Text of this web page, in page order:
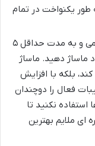
یکنواخت در تمام
پس از اعمال سرم، به آرامی و به مدت حداقل ۵
ماساژ دهید. ماساژ
بلکه با افزایش
فعال را دوچندان
نکنید تا
ملایم بهترین